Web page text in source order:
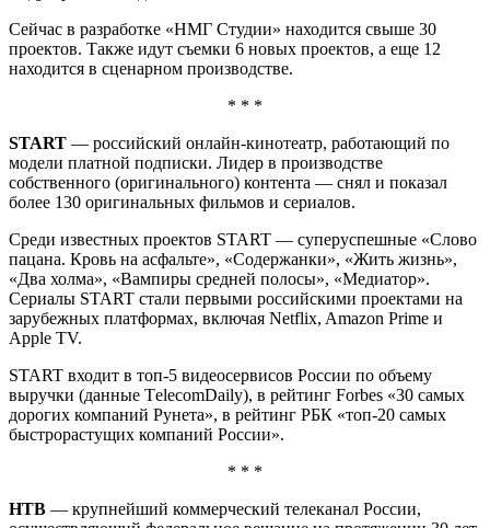
Сейчас в разработке «НМГ Студии» находится свыше 30
проектов. Также идут съемки 6 новых проектов, а еще 12
находится в сценарном производстве.
* * *
START — российский онлайн-кинотеатр, работающий по
модели платной подписки. Лидер в производстве
собственного (оригинального) контента — снял и показал
более 130 оригинальных фильмов и сериалов.
Среди известных проектов START — суперуспешные «Слово
пацана. Кровь на асфальте», «Содержанки», «Жить жизнь»,
«Два холма», «Вампиры средней полосы», «Медиатор».
Сериалы START стали первыми российскими проектами на
зарубежных платформах, включая Netflix, Amazon Prime и
Apple TV.
START входит в топ-5 видеосервисов России по объему
выручки (данные ТelecomDaily), в рейтинг Forbes «30 самых
дорогих компаний Рунета», в рейтинг РБК «топ-20 самых
быстрорастущих компаний России».
* * *
НТВ — крупнейший коммерческий телеканал России,